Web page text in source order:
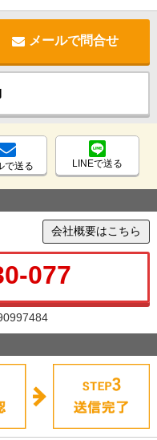
メールで問合せ
で送る LINEで送る
会社概要はこちら
077